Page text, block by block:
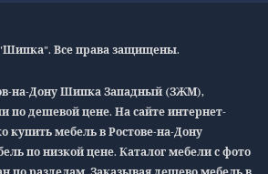
"Шипка". Все права защищены.
на-Дону Шипка Западный (ЗЖМ),
по дешевой цене. На сайте интернет-
купить мебель в Ростове-на-Дону
по низкой цене. Каталог мебели с фото